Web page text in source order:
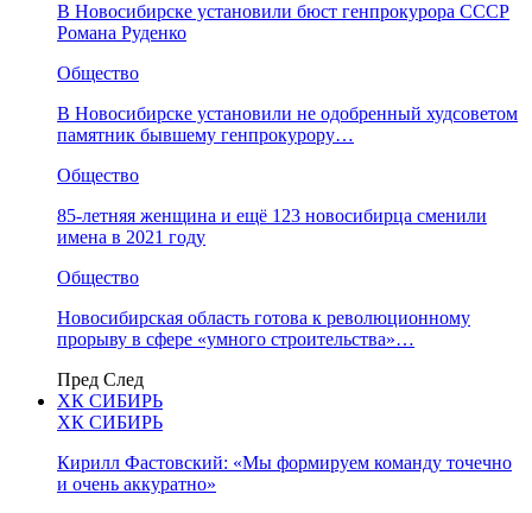
В Новосибирске установили бюст генпрокурора СССР
Романа Руденко
Общество
В Новосибирске установили не одобренный худсоветом
памятник бывшему генпрокурору…
Общество
85-летняя женщина и ещё 123 новосибирца сменили
имена в 2021 году
Общество
Новосибирская область готова к революционному
прорыву в сфере «умного строительства»…
Пред След
ХК СИБИРЬ
ХК СИБИРЬ
Кирилл Фастовский: «Мы формируем команду точечно
и очень аккуратно»